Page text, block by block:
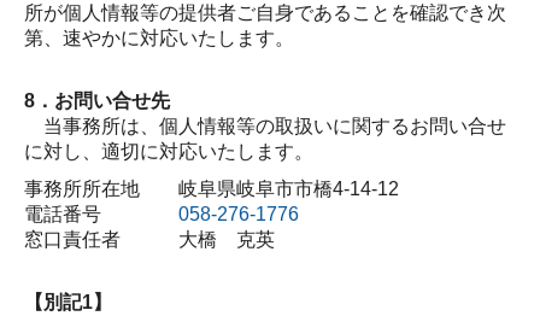
所が個人情報等の提供者ご自身であることを確認でき次
第、速やかに対応いたします。
8．お問い合せ先
当事務所は、個人情報等の取扱いに関するお問い合せ
に対し、適切に対応いたします。
事務所所在地 岐阜県岐阜市市橋4-14-12
電話番号 058-276-1776
窓口責任者 大橋 克英
【別記1】